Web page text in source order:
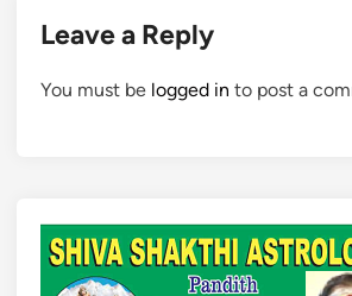
Leave a Reply
You must be logged in to post a